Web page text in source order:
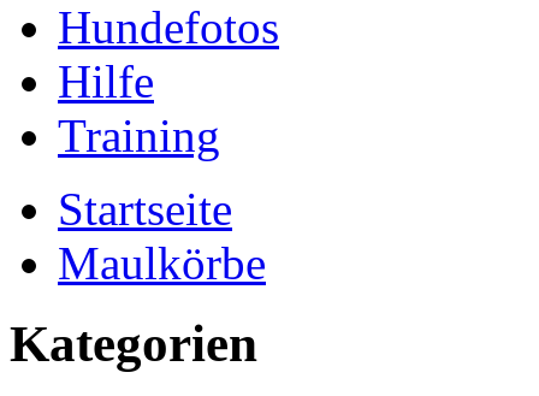
Hundefotos
Hilfe
Training
Startseite
Maulkörbe
Kategorien